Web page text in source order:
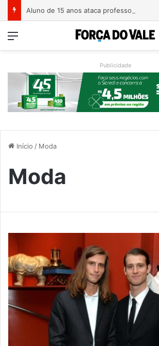
Menu
Publicidade
Início / Moda
Moda